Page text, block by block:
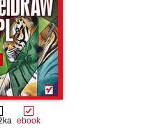
ebook